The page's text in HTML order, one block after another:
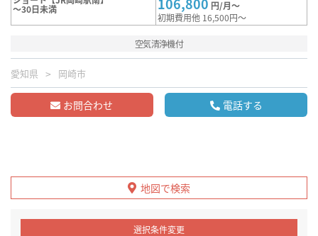
～30日未満
円/月～
初期費用他 16,500円～
空気清浄機付
愛知県 岡崎市
お問合わせ 電話する
地図で検索
選択条件変更